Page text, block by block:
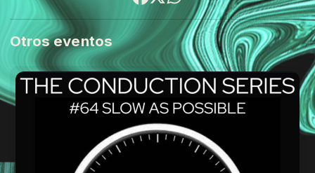
Otros eventos